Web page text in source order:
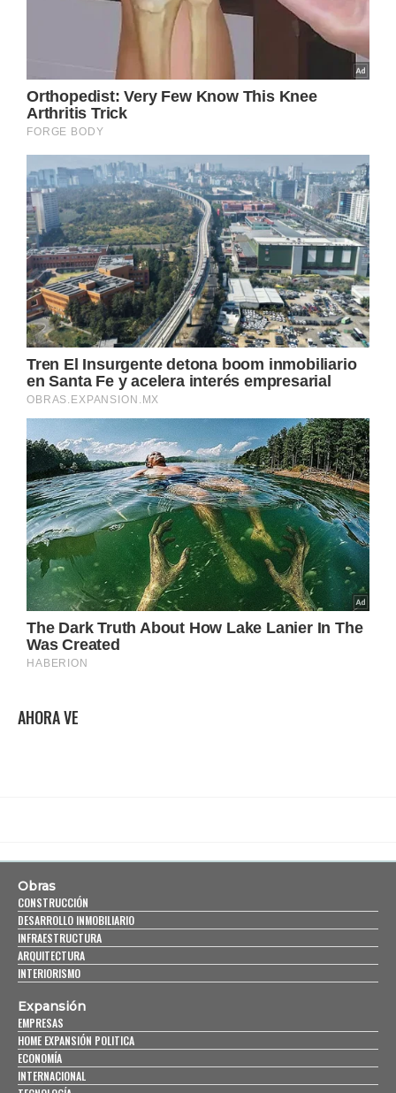
AHORA VE
Obras
CONSTRUCCIÓN
DESARROLLO INMOBILIARIO
INFRAESTRUCTURA
ARQUITECTURA
INTERIORISMO
Expansión
EMPRESAS
HOME EXPANSIÓN POLITICA
ECONOMÍA
INTERNACIONAL